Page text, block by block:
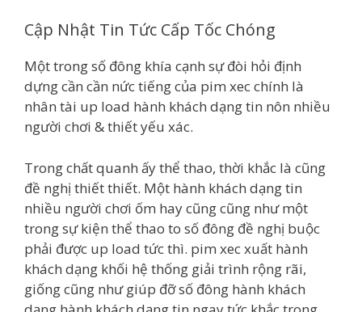
Cập Nhật Tin Tức Cấp Tốc Chóng
Một trong số đông khía cạnh sự đòi hỏi định
dựng cần cần nức tiếng của pim xec chính là
nhân tài up load hành khách dạng tin nôn nhiều
người chơi & thiết yếu xác.
Trong chất quanh ấy thể thao, thời khắc là cũng
đề nghị thiết thiết. Một hành khách dạng tin
nhiều người chơi ốm hay cũng cũng như một
trong sự kiện thể thao to số đông đề nghị buộc
phải được up load tức thì. pim xec xuất hành
khách dạng khối hệ thống giải trình rộng rãi,
giống cũng như giúp đỡ số đông hành khách